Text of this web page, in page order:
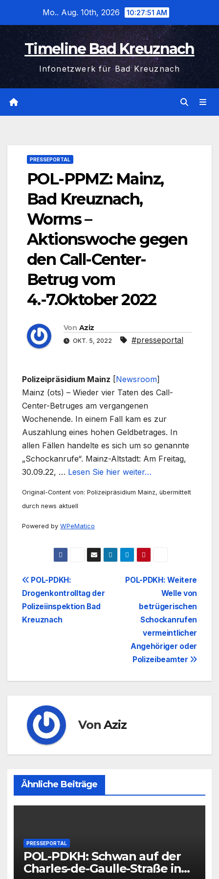
wechseln
Mo.. Aug. 10th, 2026 10:27:51 AM
Timeline Bad Kreuznach
Infonetzwerk für Bad Kreuznach
PRESSEPORTAL
POL-PPMZ: Mainz,
Bad Kreuznach,
Worms –
Aktionswoche gegen
den Call-Center-
Betrug vom
4.-7.Oktober 2022
Von Aziz
OKT. 5, 2022 #presseportal
Polizeipräsidium Mainz [Newsroom]
Mainz (ots) – Wieder vier Taten des Call-
Center-Betruges am vergangenen
Wochenende. In einem Fall kam es zur
Auszahlung eines hohen Geldbetrages. In
allen Fällen handelte es sich um so genannte
„Schockanrufe“. Mainz-Altstadt: Am Freitag,
30.09.22, … Lesen Sie hier weiter…
Original-Content von: Polizeipräsidium Mainz, übermittelt
durch news aktuell
Powered by WPeMatico
Beitrags-
Navigation
POL-PDKH: Weitere
Welle von
betrügerischen
Schockanrufen
vermeintlicher
Angehöriger oder
Polizeibeamter
POL-PDKH:
Drogenkontrolltag der
Polizeiinspektion Bad
Kreuznach
VonAziz
Ähnliche Beiträge
PRESSEPORTAL
POL-PDKH: Schwan auf der
Charles-de-Gaulle-Straße in